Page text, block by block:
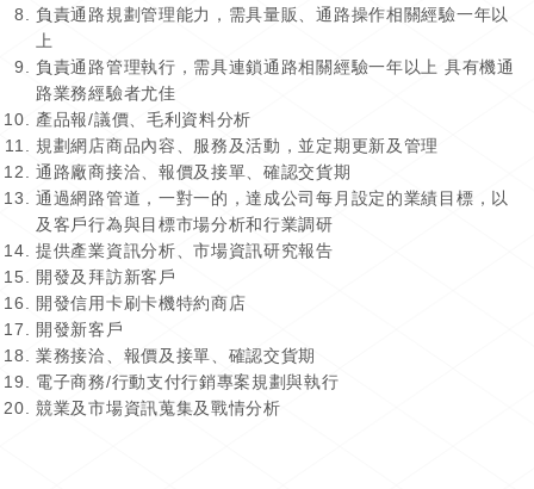
負責通路規劃管理能力，需具量販、通路操作相關經驗一年以
上
負責通路管理執行，需具連鎖通路相關經驗一年以上 具有機通
路業務經驗者尤佳
產品報/議價、毛利資料分析
規劃網店商品內容、服務及活動，並定期更新及管理
通路廠商接洽、報價及接單、確認交貨期
通過網路管道，一對一的，達成公司每月設定的業績目標，以
及客戶行為與目標市場分析和行業調研
提供產業資訊分析、市場資訊研究報告
開發及拜訪新客戶
開發信用卡刷卡機特約商店
開發新客戶
業務接洽、報價及接單、確認交貨期
電子商務/行動支付行銷專案規劃與執行
競業及市場資訊蒐集及戰情分析